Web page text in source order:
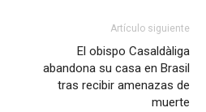
Artículo siguiente
El obispo Casaldàliga
abandona su casa en Brasil
tras recibir amenazas de
muerte